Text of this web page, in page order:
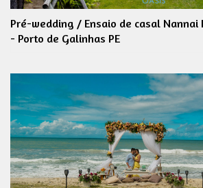
Pré-wedding / Ensaio de casal
- Porto de Galinhas PE